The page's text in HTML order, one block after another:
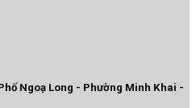
Ngoạ Long - Phường Minh Khai -